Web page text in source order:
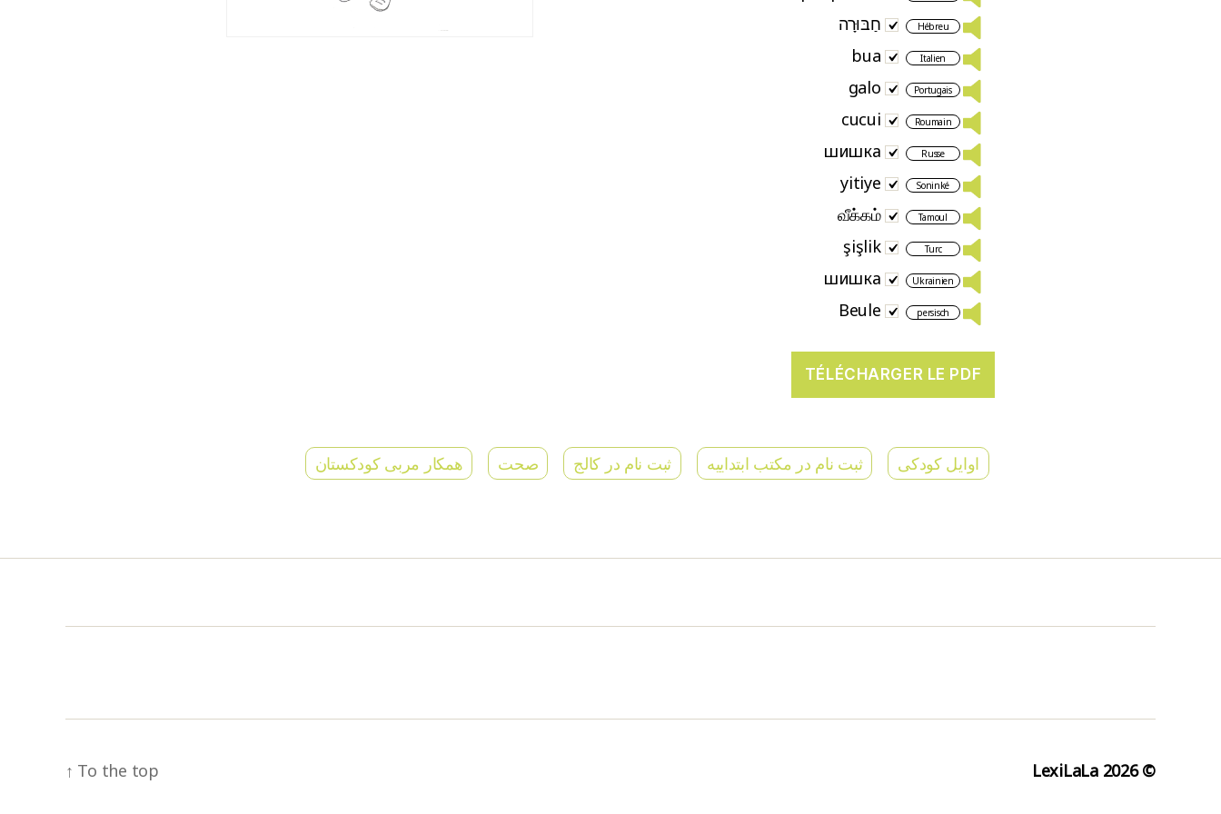
Hébreu חַבּוּרָה
Italien
bua
Portugais
galo
Roumain
cucui
Russe
шишка
Soninké
yitiye
Tamoul
வீக்கம்
Turc
şişlik
Ukrainien
шишка
persisch
Beule
اوایل کودکی ثبت نام در مکتب ابتداییه ثبت نام در کالج صحت همکار مربی کودکستان
© 2026
LexiLaLa
To the top
↑